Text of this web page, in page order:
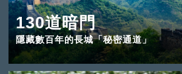
130道暗門
隱藏數百年的長城「秘密通道」